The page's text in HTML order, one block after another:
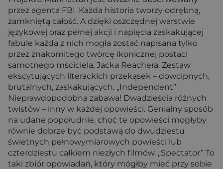
przez agenta FBI. Każda historia tworzy odrębną,
zamkniętą całość. A dzięki oszczędnej warstwie
językowej oraz pełnej akcji i napięcia zaskakującej
fabule każda z nich mogła zostać napisana tylko
przez znakomitego twórcę ikonicznej postaci
samotnego mściciela, Jacka Reachera. Zestaw
ekscytujących literackich przekąsek – dowcipnych,
brutalnych, zaskakujących. „Independent”
Nieprawdopodobna zabawa! Dwadzieścia różnych
twistów – inny w każdej opowieści. Genialny sposób
na udane popołudnie, choć te opowieści mogłyby
równie dobrze być podstawą do dwudziestu
świetnych pełnowymiarowych powieści lub
czterdziestu całkiem niezłych filmów. „Spectator” To
taki zbiór opowiadań, który mógłby mieć przy sobie